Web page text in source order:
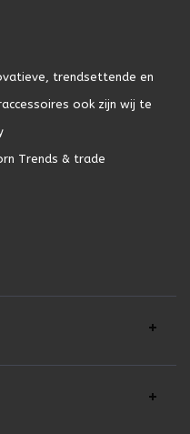
trendsettende en
ook zijn wij te
Trends & trade